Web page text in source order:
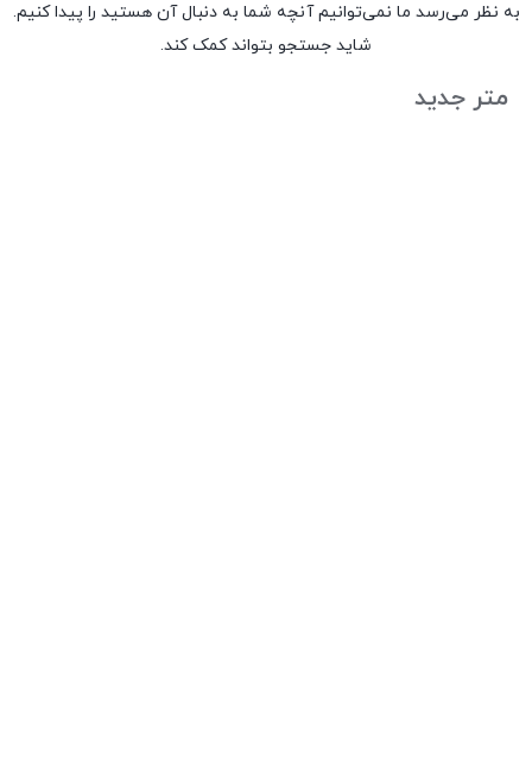
به نظر می‌رسد ما نمی‌توانیم آنچه شما به دنبال آن هستید را پیدا کنیم.
شاید جستجو بتواند کمک کند.
متر جدید